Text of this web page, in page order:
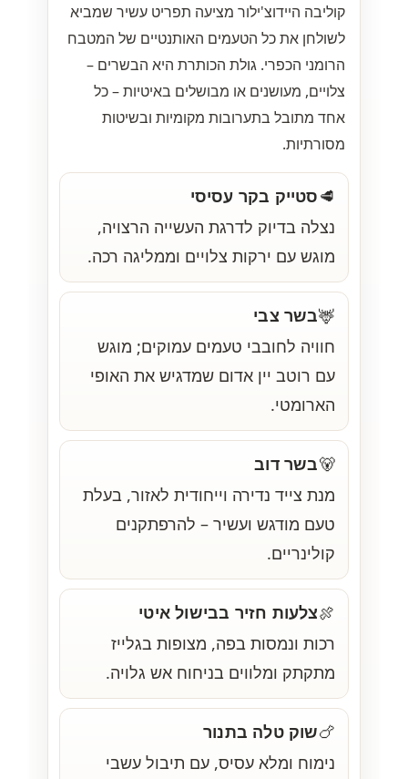
קוליבה היידוצ'ילור מציעה תפריט עשיר שמביא
לשולחן את כל הטעמים האותנטיים של המטבח
הרומני הכפרי. גולת הכותרת היא הבשרים –
צלויים, מעושנים או מבושלים באיטיות – כל
אחד מתובל בתערובות מקומיות ובשיטות
מסורתיות.
🥩סטייק בקר עסיסי
נצלה בדיוק לדרגת העשייה הרצויה,
מוגש עם ירקות צלויים וממליגה רכה.
🦌בשר צבי
חוויה לחובבי טעמים עמוקים; מוגש
עם רוטב יין אדום שמדגיש את האופי
הארומטי.
🐻בשר דוב
מנת צייד נדירה וייחודית לאזור, בעלת
טעם מודגש ועשיר – להרפתקנים
קולינריים.
🍖צלעות חזיר בבישול איטי
רכות ונמסות בפה, מצופות בגלייז
מתקתק ומלווים בניחוח אש גלויה.
🍗שוק טלה בתנור
נימוח ומלא עסיס, עם תיבול עשבי